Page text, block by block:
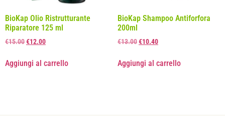
BioKap Olio Ristrutturante
Riparatore 125 ml
€15.00€12.00
Aggiungi al carrello
BioKap Shampoo Antiforfora
200ml
€13.00€10.40
Aggiungi al carrello